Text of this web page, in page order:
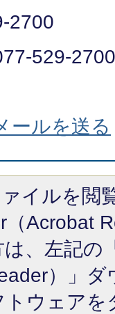
2700
529-2700
ールを送る
イルを閲
（Acrobat
、左記の
）」
ウェア